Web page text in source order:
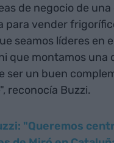
de negocio de una
para vender
seamos líderes en
que montamos una
ser un buen
reconocía Buzzi.
"Queremos